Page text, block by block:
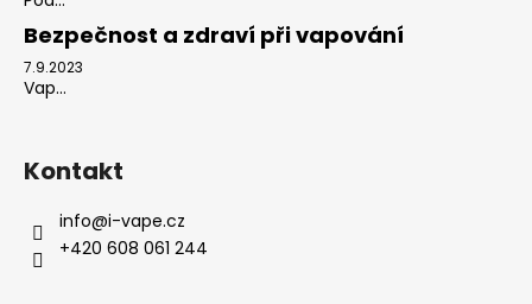
Bezpečnost a zdraví při vapování
7.9.2023
Vap...
Kontakt
info@i-vape.cz
+420 608 061 244